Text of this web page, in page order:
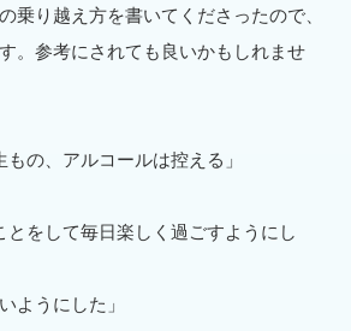
乗り越え方を書いてくださったので、
。参考にされても良いかもしれませ
もの、アルコールは控える」
とをして毎日楽しく過ごすようにし
ようにした」